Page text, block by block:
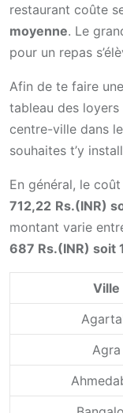
restaurant coûte
moyenne. Le
pour un repas
Afin de te faire
tableau des
centre-ville dans
souhaites t’y
En général, le
712,22 Rs.(INR)
montant varie
687 Rs.(INR) soit
Ville
Agra